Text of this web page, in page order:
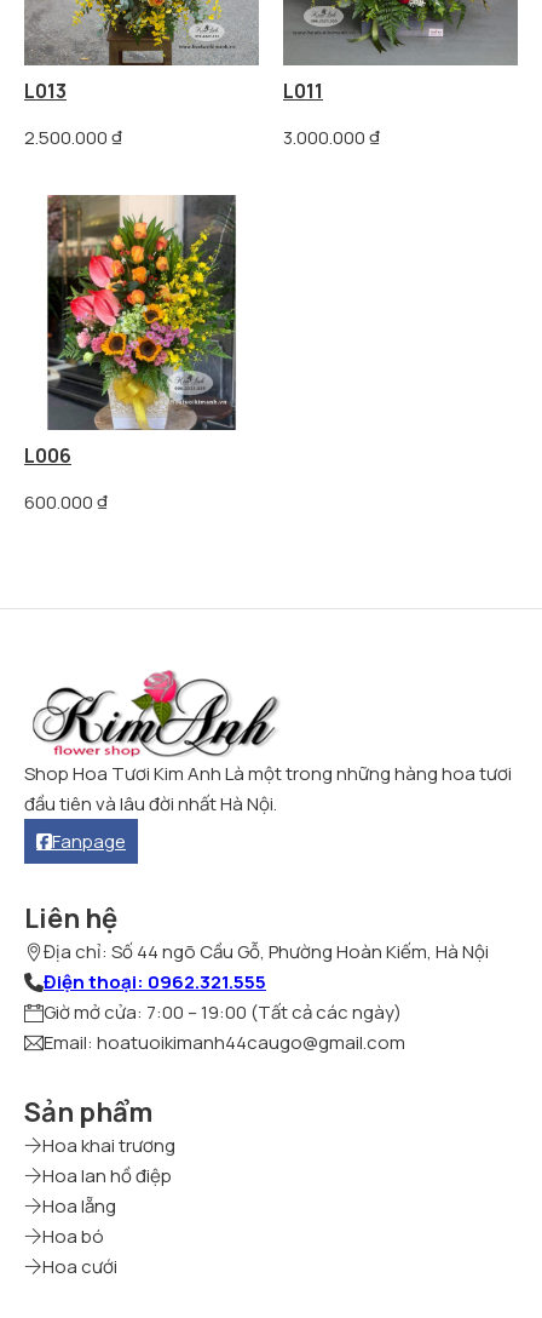
L013
2.500.000₫
L011
3.000.000₫
L006
600.000₫
Shop Hoa Tươi Kim Anh Là một trong những hàng hoa tươi
đầu tiên và lâu đời nhất Hà Nội.
Fanpage
Liên hệ
Địa chỉ: Số 44 ngõ Cầu Gỗ, Phường Hoàn Kiếm, Hà Nội
Điện thoại: 0962.321.555
Giờ mở cửa: 7:00 – 19:00 (Tất cả các ngày)
Email: hoatuoikimanh44caugo@gmail.com
Sản phẩm
Hoa khai trương
Hoa lan hồ điệp
Hoa lẵng
Hoa bó
Hoa cưới